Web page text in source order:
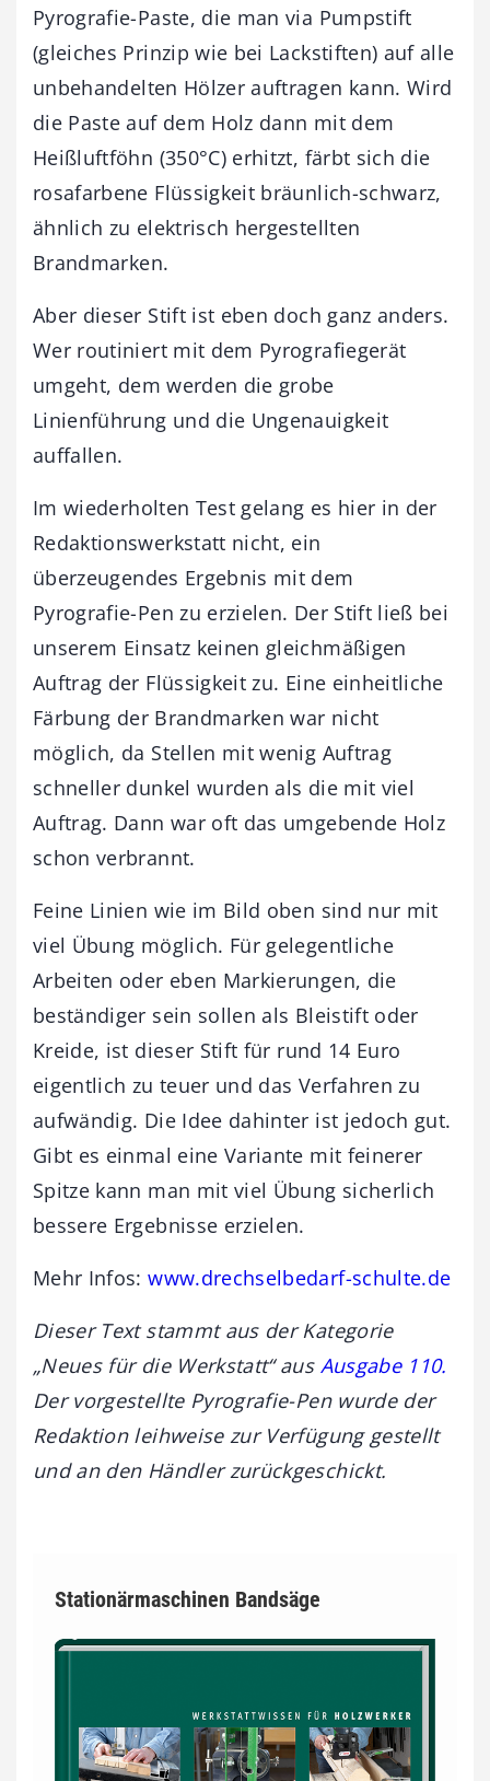
Pyrografie-Paste, die man via Pumpstift
(gleiches Prinzip wie bei Lackstiften) auf alle
unbehandelten Hölzer auftragen kann. Wird
die Paste auf dem Holz dann mit dem
Heißluftföhn (350°C) erhitzt, färbt sich die
rosafarbene Flüssigkeit bräunlich-schwarz,
ähnlich zu elektrisch hergestellten
Brandmarken.
Aber dieser Stift ist eben doch ganz anders.
Wer routiniert mit dem Pyrografiegerät
umgeht, dem werden die grobe
Linienführung und die Ungenauigkeit
auffallen.
Im wiederholten Test gelang es hier in der
Redaktionswerkstatt nicht, ein
überzeugendes Ergebnis mit dem
Pyrografie-Pen zu erzielen. Der Stift ließ bei
unserem Einsatz keinen gleichmäßigen
Auftrag der Flüssigkeit zu. Eine einheitliche
Färbung der Brandmarken war nicht
möglich, da Stellen mit wenig Auftrag
schneller dunkel wurden als die mit viel
Auftrag. Dann war oft das umgebende Holz
schon verbrannt.
Feine Linien wie im Bild oben sind nur mit
viel Übung möglich. Für gelegentliche
Arbeiten oder eben Markierungen, die
beständiger sein sollen als Bleistift oder
Kreide, ist dieser Stift für rund 14 Euro
eigentlich zu teuer und das Verfahren zu
aufwändig. Die Idee dahinter ist jedoch gut.
Gibt es einmal eine Variante mit feinerer
Spitze kann man mit viel Übung sicherlich
bessere Ergebnisse erzielen.
Mehr Infos:www.drechselbedarf-schulte.de
Dieser Text stammt aus der Kategorie
„Neues für die Werkstatt“ aus Ausgabe 110.
Der vorgestellte Pyrografie-Pen wurde der
Redaktion leihweise zur Verfügung gestellt
und an den Händler zurückgeschickt.
Stationärmaschinen Bandsäge